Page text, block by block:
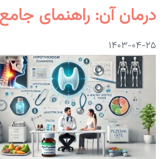
درمان آن: راهنمای جامع
۱۴۰۳-۰۴-۲۵